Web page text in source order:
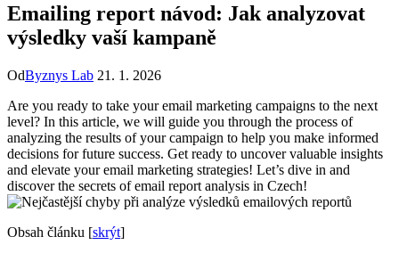
Emailing report návod: Jak analyzovat
výsledky vaší kampaně
OdByznys Lab 21. 1. 2026
Are you ready to take your email marketing campaigns to the next
level? In this article, we will guide you through the process of
analyzing the results of your campaign to help you make informed
decisions for future success. Get ready to uncover valuable insights
and elevate your email marketing strategies! Let’s dive in and
discover the secrets of email report analysis in Czech!
Obsah článku [skrýt]